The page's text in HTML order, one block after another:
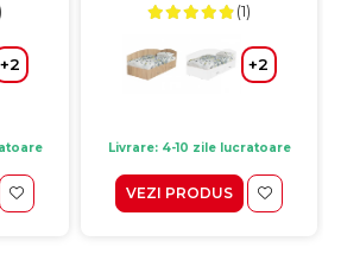
+2
(1)
+2
Livrare: 4-10 zile lucratoare
VEZI PRODUS